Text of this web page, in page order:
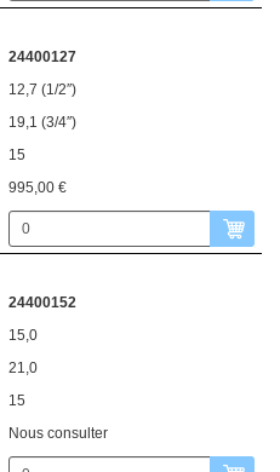
24400127
12,7 (1/2″)
19,1 (3/4″)
15
995,00 €
24400152
15,0
21,0
15
Nous consulter